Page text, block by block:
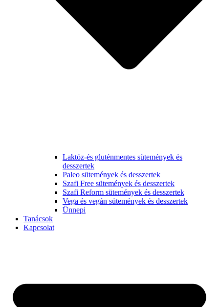
Laktóz-és gluténmentes sütemények és
desszertek
Paleo sütemények és desszertek
Szafi Free sütemények és desszertek
Szafi Reform sütemények és desszertek
Vega és vegán sütemények és desszertek
Ünnepi
Tanácsok
Kapcsolat